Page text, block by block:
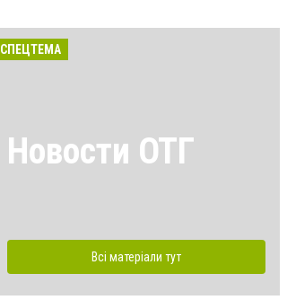
СПЕЦТЕМА
Новости ОТГ
Всі матеріали тут